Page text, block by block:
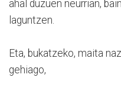
ahal duzuen neurrian,
laguntzen.
Eta, bukatzeko, maita
gehiago,